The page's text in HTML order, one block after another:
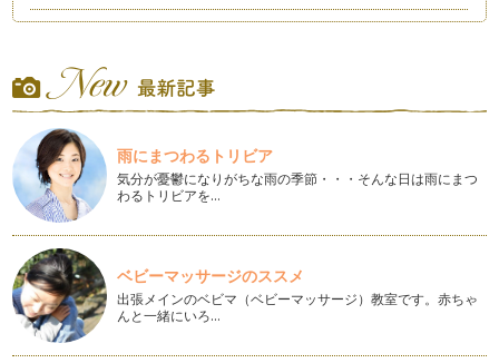
日」が開催されます。10月1日（火…
つくば市の小中一貫教育は？
こんにちは。今回は筑波研究学園都市の最新教育事情をお届け
します。茨城県つくば市では、市内の…
～混ぜると楽しい～スライムづくりと色水遊び
残暑お見舞い申し上げます。まだまだ暑い毎日、みなさんはい
かがお過ごしですか？ 今回は、…
あいさつは相手の名前も
暑中お見舞い申し上げます。私ごとですが、昨年12月から、
つくば市教育委員を務めることになり…
雨にまつわるトリビア
気分が憂鬱になりがちな雨の季節・・・そんな日は雨にまつ
わるトリビアを…
ベビーマッサージのススメ
出張メインのベビマ（ベビーマッサージ）教室です。赤ちゃ
んと一緒にいろ…